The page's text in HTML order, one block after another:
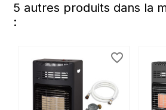
5 autres produits dans la
:
favorite_border